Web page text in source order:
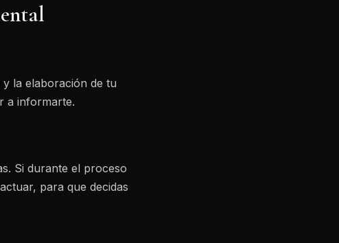
la elaboración de tu
a informarte.
Si durante el proceso
para que decidas